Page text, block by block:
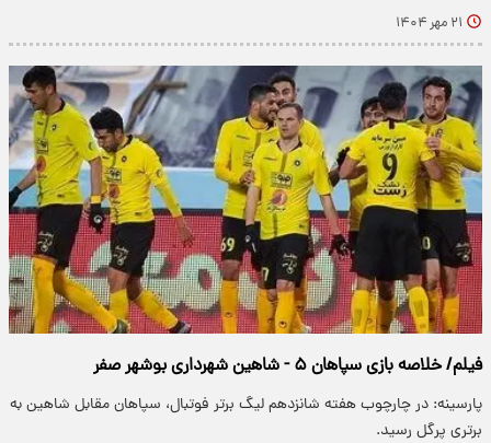
۲۱ مهر ۱۴۰۴
فیلم/ خلاصه بازی سپاهان ۵ - شاهین شهرداری بوشهر صفر
پارسینه: در چارچوب هفته شانزدهم لیگ برتر فوتبال، سپاهان مقابل شاهین به
برتری پرگل رسید.